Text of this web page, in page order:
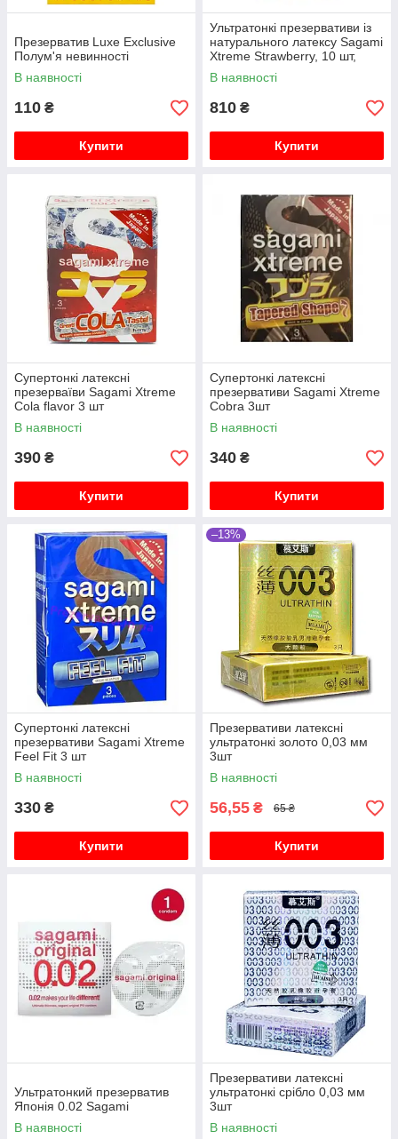
Презерватив Luxe Exclusive
Полум'я невинності
В наявності
110 ₴
Купити
Ультратонкі презервативи із
натурального латексу Sagami
Xtreme Strawberry, 10 шт,
0,04 мм
В наявності
810 ₴
Купити
Супертонкі латексні
презерваїви Sagami Xtreme
Cola flavor 3 шт
В наявності
390 ₴
Купити
Супертонкі латексні
презервативи Sagami Xtreme
Cobra 3шт
В наявності
340 ₴
Купити
Супертонкі латексні
презервативи Sagami Xtreme
Feel Fit 3 шт
В наявності
330 ₴
Купити
–13%
Презервативи латексні
ультратонкі золото 0,03 мм
3шт
В наявності
56,55 ₴ 65 ₴
Купити
Ультратонкий презерватив
Японія 0.02 Sagami
В наявності
Презервативи латексні
ультратонкі срібло 0,03 мм
3шт
В наявності